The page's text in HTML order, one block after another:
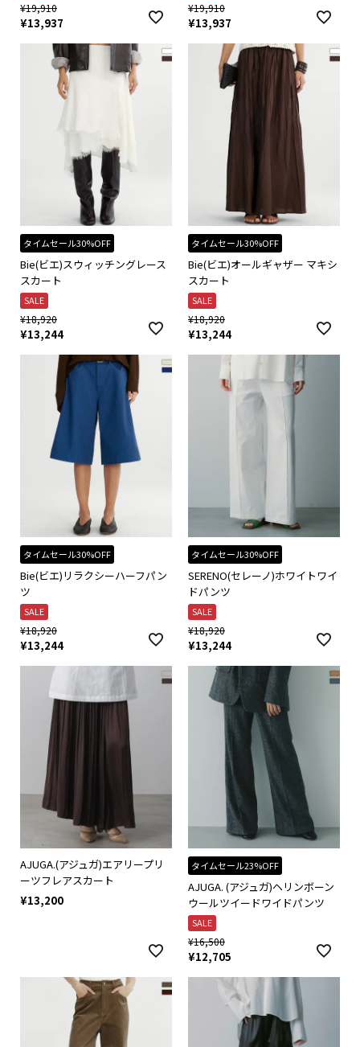
¥19,910
¥13,937
¥19,910
¥13,937
タイムセール30%OFF
Bie(ビエ)スウィッチングレース
スカート
SALE
¥18,920
¥13,244
タイムセール30%OFF
Bie(ビエ)オールギャザー マキシ
スカート
SALE
¥18,920
¥13,244
タイムセール30%OFF
Bie(ビエ)リラクシーハーフパン
ツ
SALE
¥18,920
¥13,244
タイムセール30%OFF
SERENO(セレーノ)ホワイトワイ
ドパンツ
SALE
¥18,920
¥13,244
AJUGA.(アジュガ)エアリープリ
ーツフレアスカート
¥13,200
タイムセール23%OFF
AJUGA. (アジュガ)ヘリンボーン
ウールツイードワイドパンツ
SALE
¥16,500
¥12,705